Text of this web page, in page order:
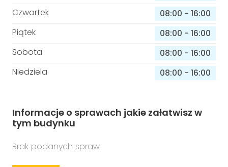
Czwartek
08:00 - 16:00
Piątek
08:00 - 16:00
Sobota
08:00 - 16:00
Niedziela
08:00 - 16:00
Informacje o sprawach jakie załatwisz w
tym budynku
Brak podanych spraw